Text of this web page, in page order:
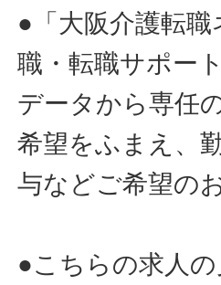
●「大阪介護転
職・転職サポー
データから専任
希望をふまえ、
与などご希望の
●こちらの求人